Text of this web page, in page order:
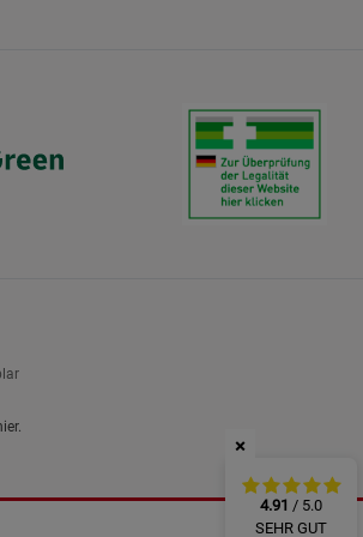
×
4.91 / 5.0
SEHR GUT
.